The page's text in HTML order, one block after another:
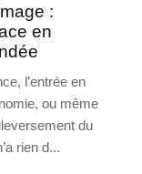
:
en
l’entrée en
ou même
du
rien d...